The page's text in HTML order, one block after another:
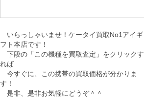
いらっしゃいませ！ケータイ買取No1アイギ
フト本店です！
下段の「この機種を買取査定」をクリックす
れば
今すぐに、この携帯の買取価格が分かりま
す！
是非、是非お気軽にどうぞ＾＾